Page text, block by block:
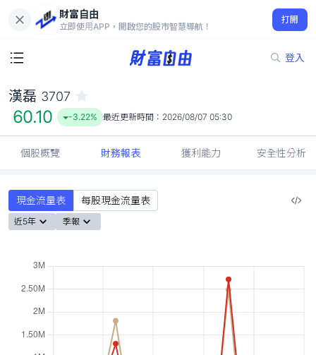
財富自由
立即使用APP，開啟您的股市智慧導航！
打開
登入
60.10
-3.22%
漢磊 3707
60.10 -3.22% 最近更新時間： 2026/08/07 05:30
個股概覽 財務報表 獲利能力 安全性分析
現金流量表 每股現金流量表
近5年 季報